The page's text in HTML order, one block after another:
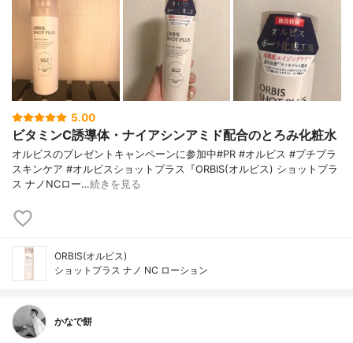
5.00
ビタミンC誘導体・ナイアシンアミド配合のとろみ化粧水
オルビスのプレゼントキャンペーンに参加中#PR #オルビス #プチプラ
スキンケア #オルビスショットプラス『ORBIS(オルビス) ショットプラ
ス ナノNCロー…続きを見る
ORBIS(オルビス)
ショットプラス ナノ NC ローション
かなで餅